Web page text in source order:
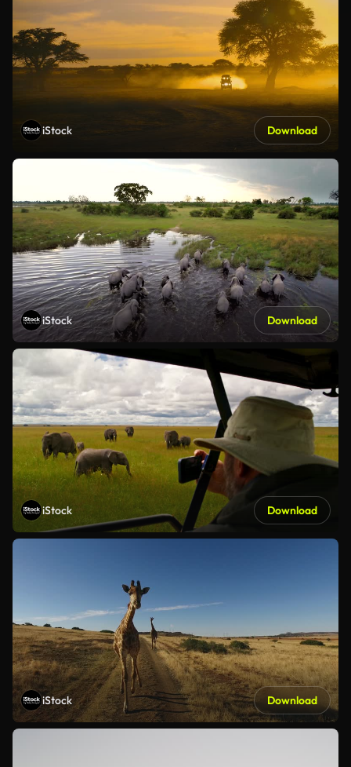
iStock Download
iStock Download
iStock Download
iStock Download